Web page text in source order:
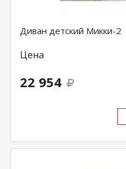
Диван детский Микки-2
Цена
22 954